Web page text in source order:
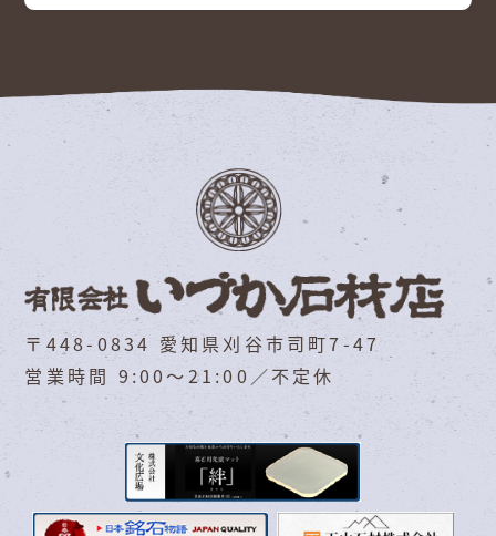
〒448-0834 愛知県刈谷市司町7-47
営業時間 9:00～21:00／不定休